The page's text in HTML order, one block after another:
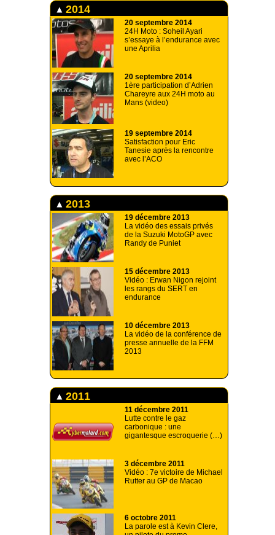
2014
20 septembre 2014
24H Moto : Soheil Ayari
s’essaye à l’endurance avec
une Aprilia
20 septembre 2014
1ère participation d’Adrien
Chareyre aux 24H moto au
Mans (video)
19 septembre 2014
Satisfaction pour Eric
Tanesie après la rencontre
avec l’ACO
2013
19 décembre 2013
La vidéo des essais privés
de la Suzuki MotoGP avec
Randy de Puniet
15 décembre 2013
Vidéo : Erwan Nigon rejoint
les rangs du SERT en
endurance
10 décembre 2013
La vidéo de la conférence de
presse annuelle de la FFM
2013
2011
11 décembre 2011
Lutte contre le gaz
carbonique : une
gigantesque escroquerie (…)
3 décembre 2011
Vidéo : 7e victoire de Michael
Rutter au GP de Macao
6 octobre 2011
La parole est à Kevin Clere,